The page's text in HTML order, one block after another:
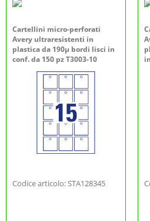
Cartellini micro-perforati
Avery ultraresistenti in
plastica da 190µ bordi lisci in
conf. da 150 pz T3003-10
Codice articolo: STA128345